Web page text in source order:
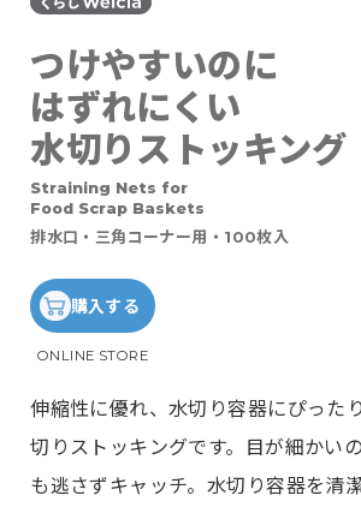
つけやすいのに
はずれにくい
水切りストッキング
Straining Nets for
Food Scrap Baskets
排水口・三角コーナー用・100枚入
購入する
ONLINE STORE
伸縮性に優れ、水切り容器にぴった
切りストッキングです。目が細かい
も逃さずキャッチ。水切り容器を清